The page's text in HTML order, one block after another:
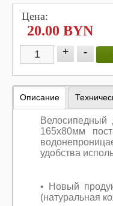
Цена:
20.00 BYN
+ -
Описание
Велосипедный
165x80мм
удобства
• Новый
(натуральная